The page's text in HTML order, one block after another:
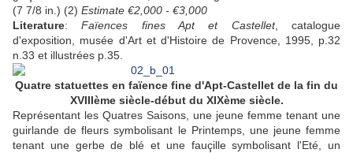
(7 7/8 in.) (2) Estimate €2,000 - €3,000
Literature:Faïences fines Apt et Castellet, catalogue
d'exposition, musée d'Art et d'Histoire de Provence, 1995, p.32
n.33 et illustrées p.35.
Quatre statuettes en faïence fine d'Apt-Castellet de la fin du
XVIIIème siècle-début du XIXème siècle.
Représentant les Quatres Saisons, une jeune femme tenant une
guirlande de fleurs symbolisant le Printemps, une jeune femme
tenant une gerbe de blé et une fauçille symbolisant l'Eté, un